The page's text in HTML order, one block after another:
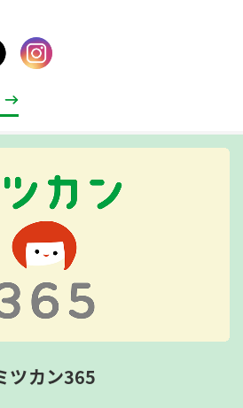
ツカン365